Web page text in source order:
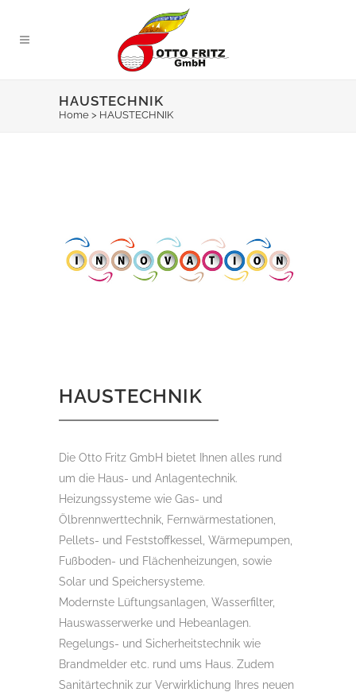
HAUSTECHNIK
Home > HAUSTECHNIK
HAUSTECHNIK
Die Otto Fritz GmbH bietet Ihnen alles rund
um die Haus- und Anlagentechnik.
Heizungssysteme wie Gas- und
Ölbrennwerttechnik, Fernwärmestationen,
Pellets- und Feststoffkessel, Wärmepumpen,
Fußboden- und Flächenheizungen, sowie
Solar und Speichersysteme.
Modernste Lüftungsanlagen, Wasserfilter,
Hauswasserwerke und Hebeanlagen.
Regelungs- und Sicherheitstechnik wie
Brandmelder etc. rund ums Haus. Zudem
Sanitärtechnik zur Verwirklichung Ihres neuen